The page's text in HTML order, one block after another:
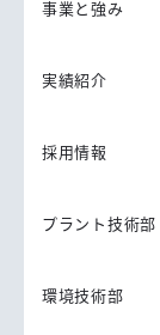
事業と強み
実績紹介
採用情報
プラント技術部
環境技術部